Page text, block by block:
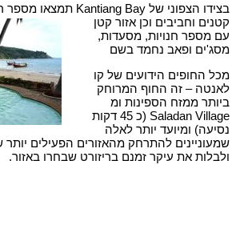
בצידו הצפוני של Kantiang Bay תמצאו מספר ריזורטים
קטנים וחביבים וכן אזור קטן
עם מספר חנויות, מסעדות,
מסג'ים ופאב נחמד בשם
מכל החופים הידועים של קו
לאנטה – זה החוף המרוחק
ביותר ממזח הספינות ומ
Saladan Village (כ 45 דקות
נסיעה) ומיועד יותר לאלה
שמעוניינים להתרחק מהאזורים הפעילים
ולבלות את עיקר זמנם בריזורט שבחרו באזור.